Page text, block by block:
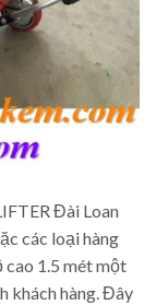
Đài Loan
các loại hàng
1.5 mét một
khách hàng. Đây